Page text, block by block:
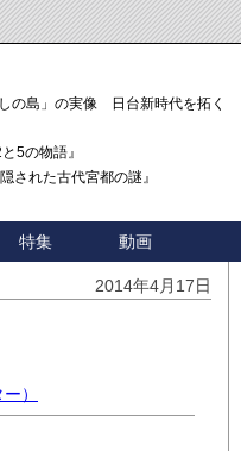
の島」の実像 日台新時代を拓く「3
5の物語』
された古代宮都の謎』
特集 動画
2014年4月17日
）